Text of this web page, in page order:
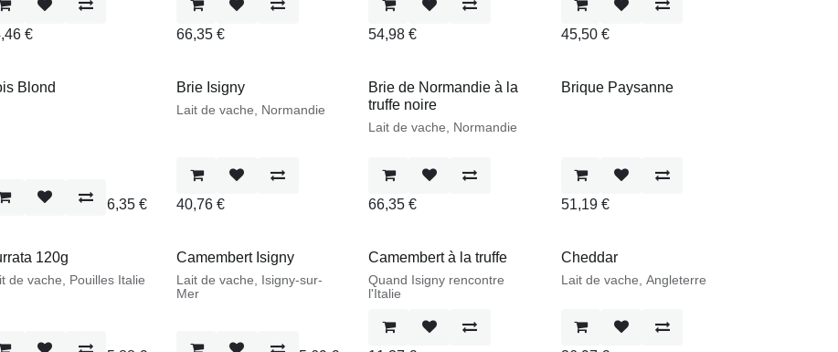
€ 66,35€ 54,98€ 45,50€
Blond
6,35 €
Brie Isigny
Lait de vache, Normandie
40,76€
Brie de Normandie à la
truffe noire
Lait de vache, Normandie
66,35€
Brique Paysanne
51,19€
limité
120g
de vache, Pouilles Italie Nouveau !
Camembert Isigny
Lait de vache, Isigny-sur-
Mer
Stock limité
Camembert à la truffe
Quand Isigny rencontre
l'Italie
Cheddar
Lait de vache, Angleterre